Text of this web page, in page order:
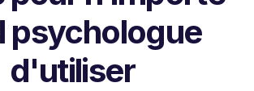
psychologue
d'utiliser